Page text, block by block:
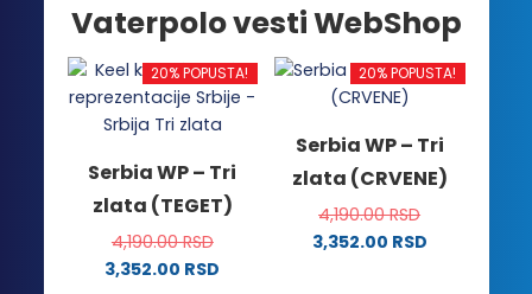
Vaterpolo vesti WebShop
20% POPUSTA!
Serbia WP – Tri
zlata (TEGET)
4,190.00RSD
3,352.00 RSD
20% POPUSTA!
Serbia WP – Tri
zlata (CRVENE)
4,190.00RSD
3,352.00 RSD